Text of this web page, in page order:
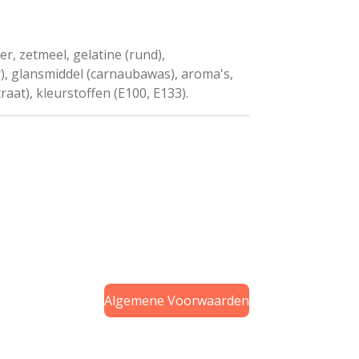
zetmeel, gelatine (rund),
glansmiddel (carnaubawas), aroma's,
kleurstoffen (E100, E133).
Algemene Voorwaarden